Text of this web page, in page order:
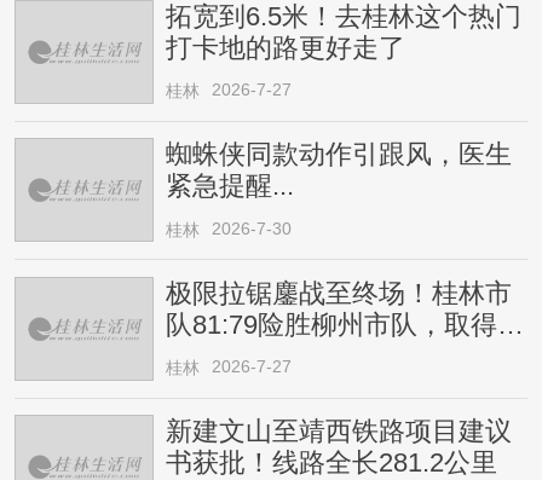
拓宽到6.5米！去桂林这个热门
打卡地的路更好走了
桂林 2026-7-27
蜘蛛侠同款动作引跟风，医生
紧急提醒...
桂林 2026-7-30
极限拉锯鏖战至终场！桂林市
队81:79险胜柳州市队，取得四
连胜
桂林 2026-7-27
新建文山至靖西铁路项目建议
书获批！线路全长281.2公里